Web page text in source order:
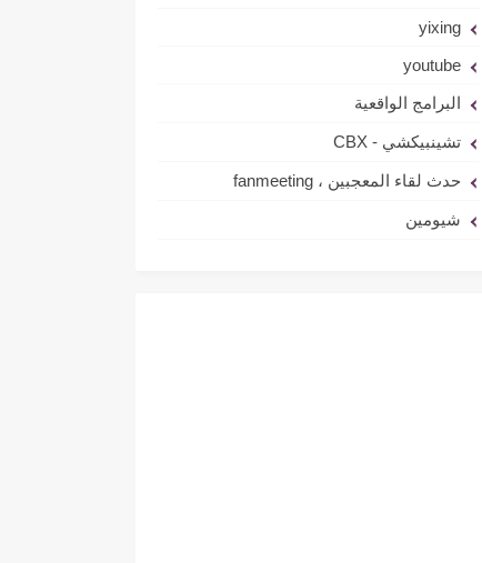
yixing
youtube
البرامج الواقعية
تشينبيكشي - CBX
حدث لقاء المعجبين ، fanmeeting
شيومين